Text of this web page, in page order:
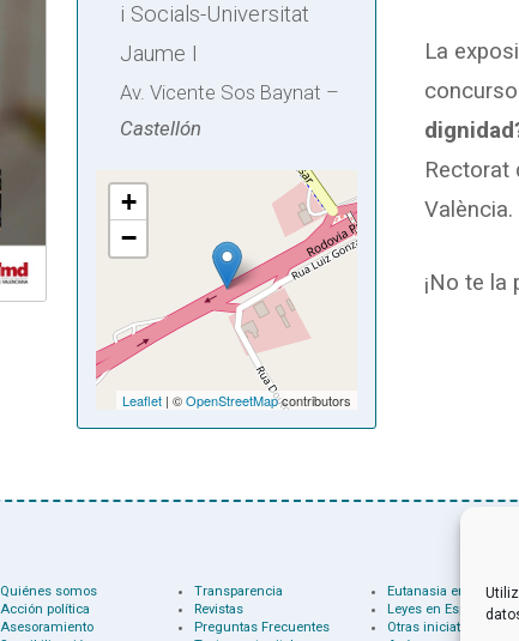
i Socials-Universitat
Jaume I
Av. Vicente Sos Baynat –
Castellón
+
−
Leaflet | ©OpenStreetMapcontributors
La
Rectorat
València.
¡No te la
Quiénes somos
Acción política
Asesoramiento
Transparencia
Revistas
Preguntas Frecuentes
Eutanasia en el
Leyes en España
Otras iniciativas